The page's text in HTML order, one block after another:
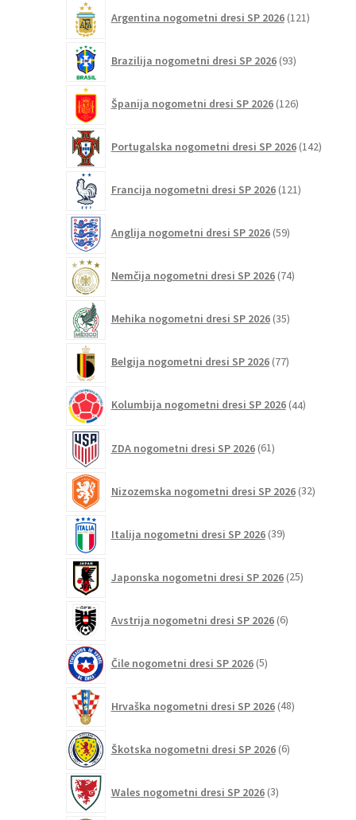
Argentina nogometni dresi SP 2026 121izdelkov
Brazilija nogometni dresi SP 2026 93izdelkov
Španija nogometni dresi SP 2026 126izdelkov
Portugalska nogometni dresi SP 2026 142
Francija nogometni dresi SP 2026 121izdelkov
Anglija nogometni dresi SP 2026 59izdelkov
Nemčija nogometni dresi SP 2026 74izdelkov
Mehika nogometni dresi SP 2026 35izdelkov
Belgija nogometni dresi SP 2026 77izdelkov
Kolumbija nogometni dresi SP 2026 44izdelkov
ZDA nogometni dresi SP 2026 61izdelkov
Nizozemska nogometni dresi SP 2026 32izdelkov
Italija nogometni dresi SP 2026 39izdelkov
Japonska nogometni dresi SP 2026 25izdelkov
Avstrija nogometni dresi SP 2026 6izdelkov
Čile nogometni dresi SP 2026 5izdelkov
Hrvaška nogometni dresi SP 2026 48izdelkov
Škotska nogometni dresi SP 2026 6izdelkov
Wales nogometni dresi SP 2026 3izdelki